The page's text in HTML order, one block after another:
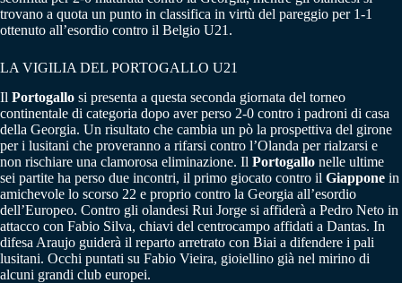
trovano a quota un punto in classifica in virtù del pareggio per 1-1
ottenuto all’esordio contro il Belgio U21.
LA VIGILIA DEL PORTOGALLO U21
Il Portogallo si presenta a questa seconda giornata del torneo
continentale di categoria dopo aver perso 2-0 contro i padroni di casa
della Georgia. Un risultato che cambia un pò la prospettiva del girone
per i lusitani che proveranno a rifarsi contro l’Olanda per rialzarsi e
non rischiare una clamorosa eliminazione. Il Portogallo nelle ultime
sei partite ha perso due incontri, il primo giocato contro il Giappone in
amichevole lo scorso 22 e proprio contro la Georgia all’esordio
dell’Europeo. Contro gli olandesi Rui Jorge si affiderà a Pedro Neto in
attacco con Fabio Silva, chiavi del centrocampo affidati a Dantas. In
difesa Araujo guiderà il reparto arretrato con Biai a difendere i pali
lusitani. Occhi puntati su Fabio Vieira, gioiellino già nel mirino di
alcuni grandi club europei.